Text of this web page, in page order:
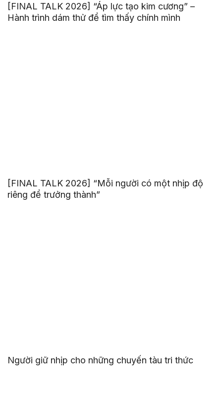
[FINAL TALK 2026] “Áp lực tạo kim cương” –
Hành trình dám thử để tìm thấy chính mình
[FINAL TALK 2026] “Mỗi người có một nhịp độ
riêng để trưởng thành”
Người giữ nhịp cho những chuyến tàu tri thức